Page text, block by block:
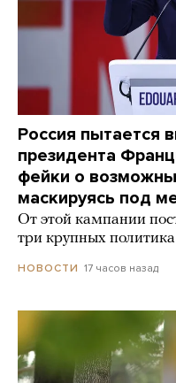
Россия пытается
президента
фейки о
маскируясь под
От этой кампании
три крупных политика
НОВОСТИ 17 часов назад